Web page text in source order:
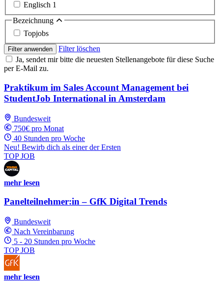
Englisch 1
Bezeichnung
Topjobs
Filter anwenden
Filter löschen
Ja, sendet mir bitte die neuesten Stellenangebote für diese Suche
per E-Mail zu.
Praktikum im Sales Account Management bei
StudentJob International in Amsterdam
Bundesweit
750€ pro Monat
40 Stunden pro Woche
Neu! Bewirb dich als einer der Ersten
TOP JOB
mehr lesen
Panelteilnehmer:in – GfK Digital Trends
Bundesweit
Nach Vereinbarung
5 - 20 Stunden pro Woche
TOP JOB
mehr lesen